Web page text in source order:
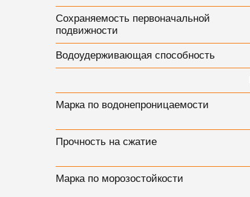
Сохраняемость первоначальной
подвижности
Водоудерживающая способность
Марка по водонепроницаемости
Прочность на сжатие
Марка по морозостойкости